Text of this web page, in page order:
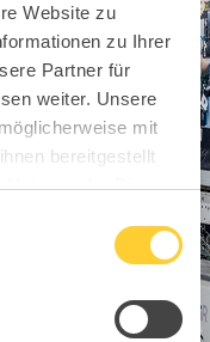
Website zu
zu Ihrer
Partner für
weiter. Unsere
mit
bereitgestellt
der Dienste